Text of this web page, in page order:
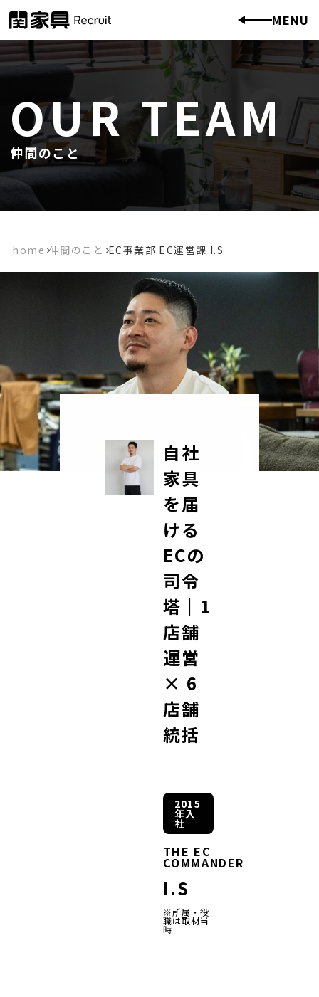
MENU
OUR TEAM
仲間のこと
home 仲間のこと EC事業部 EC運営課 I.S
自社
家具
を届
ける
ECの
司令
塔｜1
店舗
運営
× 6
店舗
統括
2015
年入
社
THE EC
COMMANDER
I.S
※所属・役
職は取材当
時